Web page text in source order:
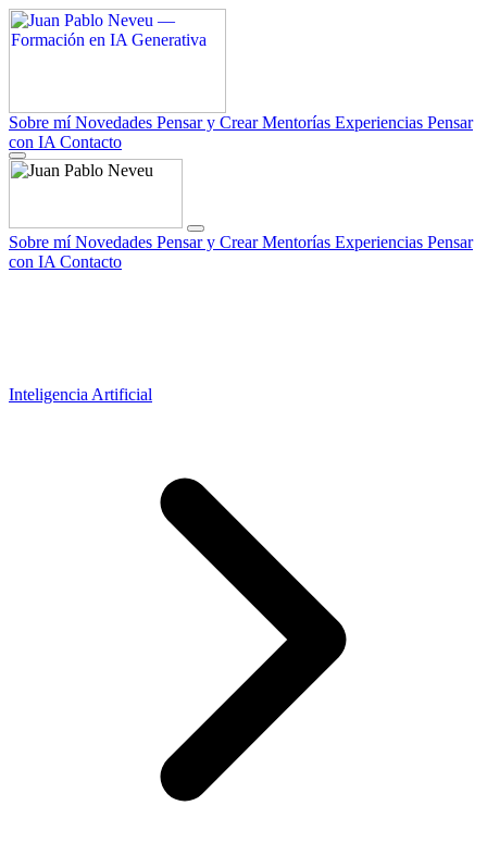
Sobre míNovedades Pensar y CrearMentorías Experiencias Pensar
con IA Contacto
Sobre míNovedades Pensar y CrearMentorías Experiencias Pensar
con IA Contacto
Inteligencia Artificial